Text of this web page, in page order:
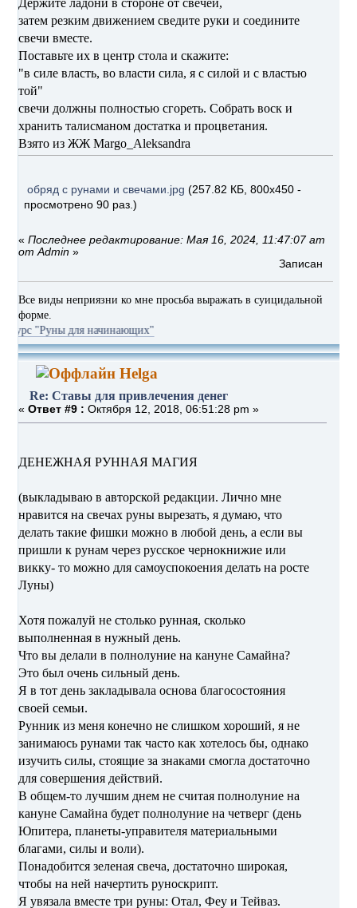
затем резким движением сведите руки и соедините
свечи вместе.
Поставьте их в центр стола и скажите:
"в силе власть, во власти сила, я с силой и с властью
той"
свечи должны полностью сгореть. Собрать воск и
хранить талисманом достатка и процветания.
Взято из ЖЖ Margo_Aleksandra
обряд с рунами и свечами.jpg (257.82 КБ, 800x450 -
просмотрено 90 раз.)
«Последнее редактирование: Мая 16, 2024, 11:47:07 am
от Admin »
Записан
Все виды неприязни ко мне просьба выражать в суицидальной
форме.
для начинающих"
Helga
Re: Ставы для привлечения денег
«Ответ #9 : Октября 12, 2018, 06:51:28 pm »
ДЕНЕЖНАЯ РУННАЯ МАГИЯ
(выкладываю в авторской редакции. Лично мне
нравится на свечах руны вырезать, я думаю, что
делать такие фишки можно в любой день, а если вы
пришли к рунам через русское чернокнижие или
викку- то можно для самоуспокоения делать на росте
Луны)
Хотя пожалуй не столько рунная, сколько
выполненная в нужный день.
Что вы делали в полнолуние на кануне Самайна?
Это был очень сильный день.
Я в тот день закладывала основа благосостояния
своей семьи.
Рунник из меня конечно не слишком хороший, я не
занимаюсь рунами так часто как хотелось бы, однако
изучить силы, стоящие за знаками смогла достаточно
для совершения действий.
В общем-то лучшим днем не считая полнолуние на
кануне Самайна будет полнолуние на четверг (день
Юпитера, планеты-управителя материальными
благами, силы и воли).
Понадобится зеленая свеча, достаточно широкая,
чтобы на ней начертить руноскрипт.
Я увязала вместе три руны: Отал, Феу и Тейваз.